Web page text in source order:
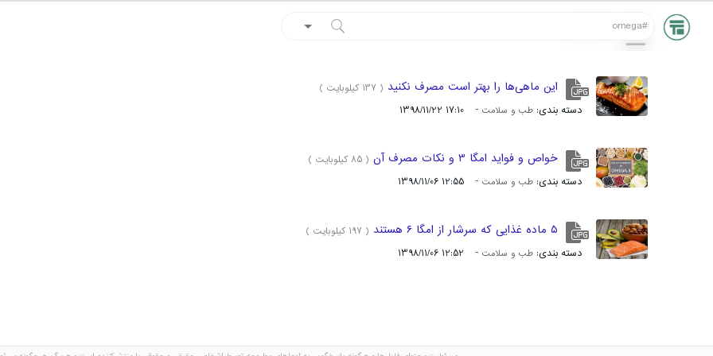
همه
این ماهی‌ها را بهتر است مصرف نکنید ( 137 کیلوبایت )
دسته بندی: طب و سلامت -
17:10 1398/11/22
خواص و فواید امگا 3 و نکات مصرف آن ( 85 کیلوبایت )
دسته بندی: طب و سلامت -
12:55 1398/11/06
۵ ماده غذایی که سرشار از امگا ۶ هستند ( 197 کیلوبایت )
دسته بندی: طب و سلامت -
12:52 1398/11/06